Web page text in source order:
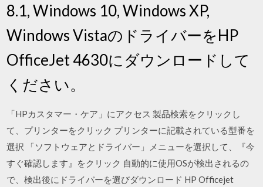
8.1, Windows 10, Windows XP,
Windows VistaのドライバーをHP
OfficeJet 4630にダウンロードして
ください。
「HPカスタマー・ケア」にアクセス 製品検索をクリックし
て、プリンターをクリック プリンターに記載されている型番を
選択 「ソフトウェアとドライバー」メニューを選択して、『今
すぐ確認します』をクリック 自動的に使用OSが検出されるの
で、検出後にドライバーを選びダウンロード HP Officejet